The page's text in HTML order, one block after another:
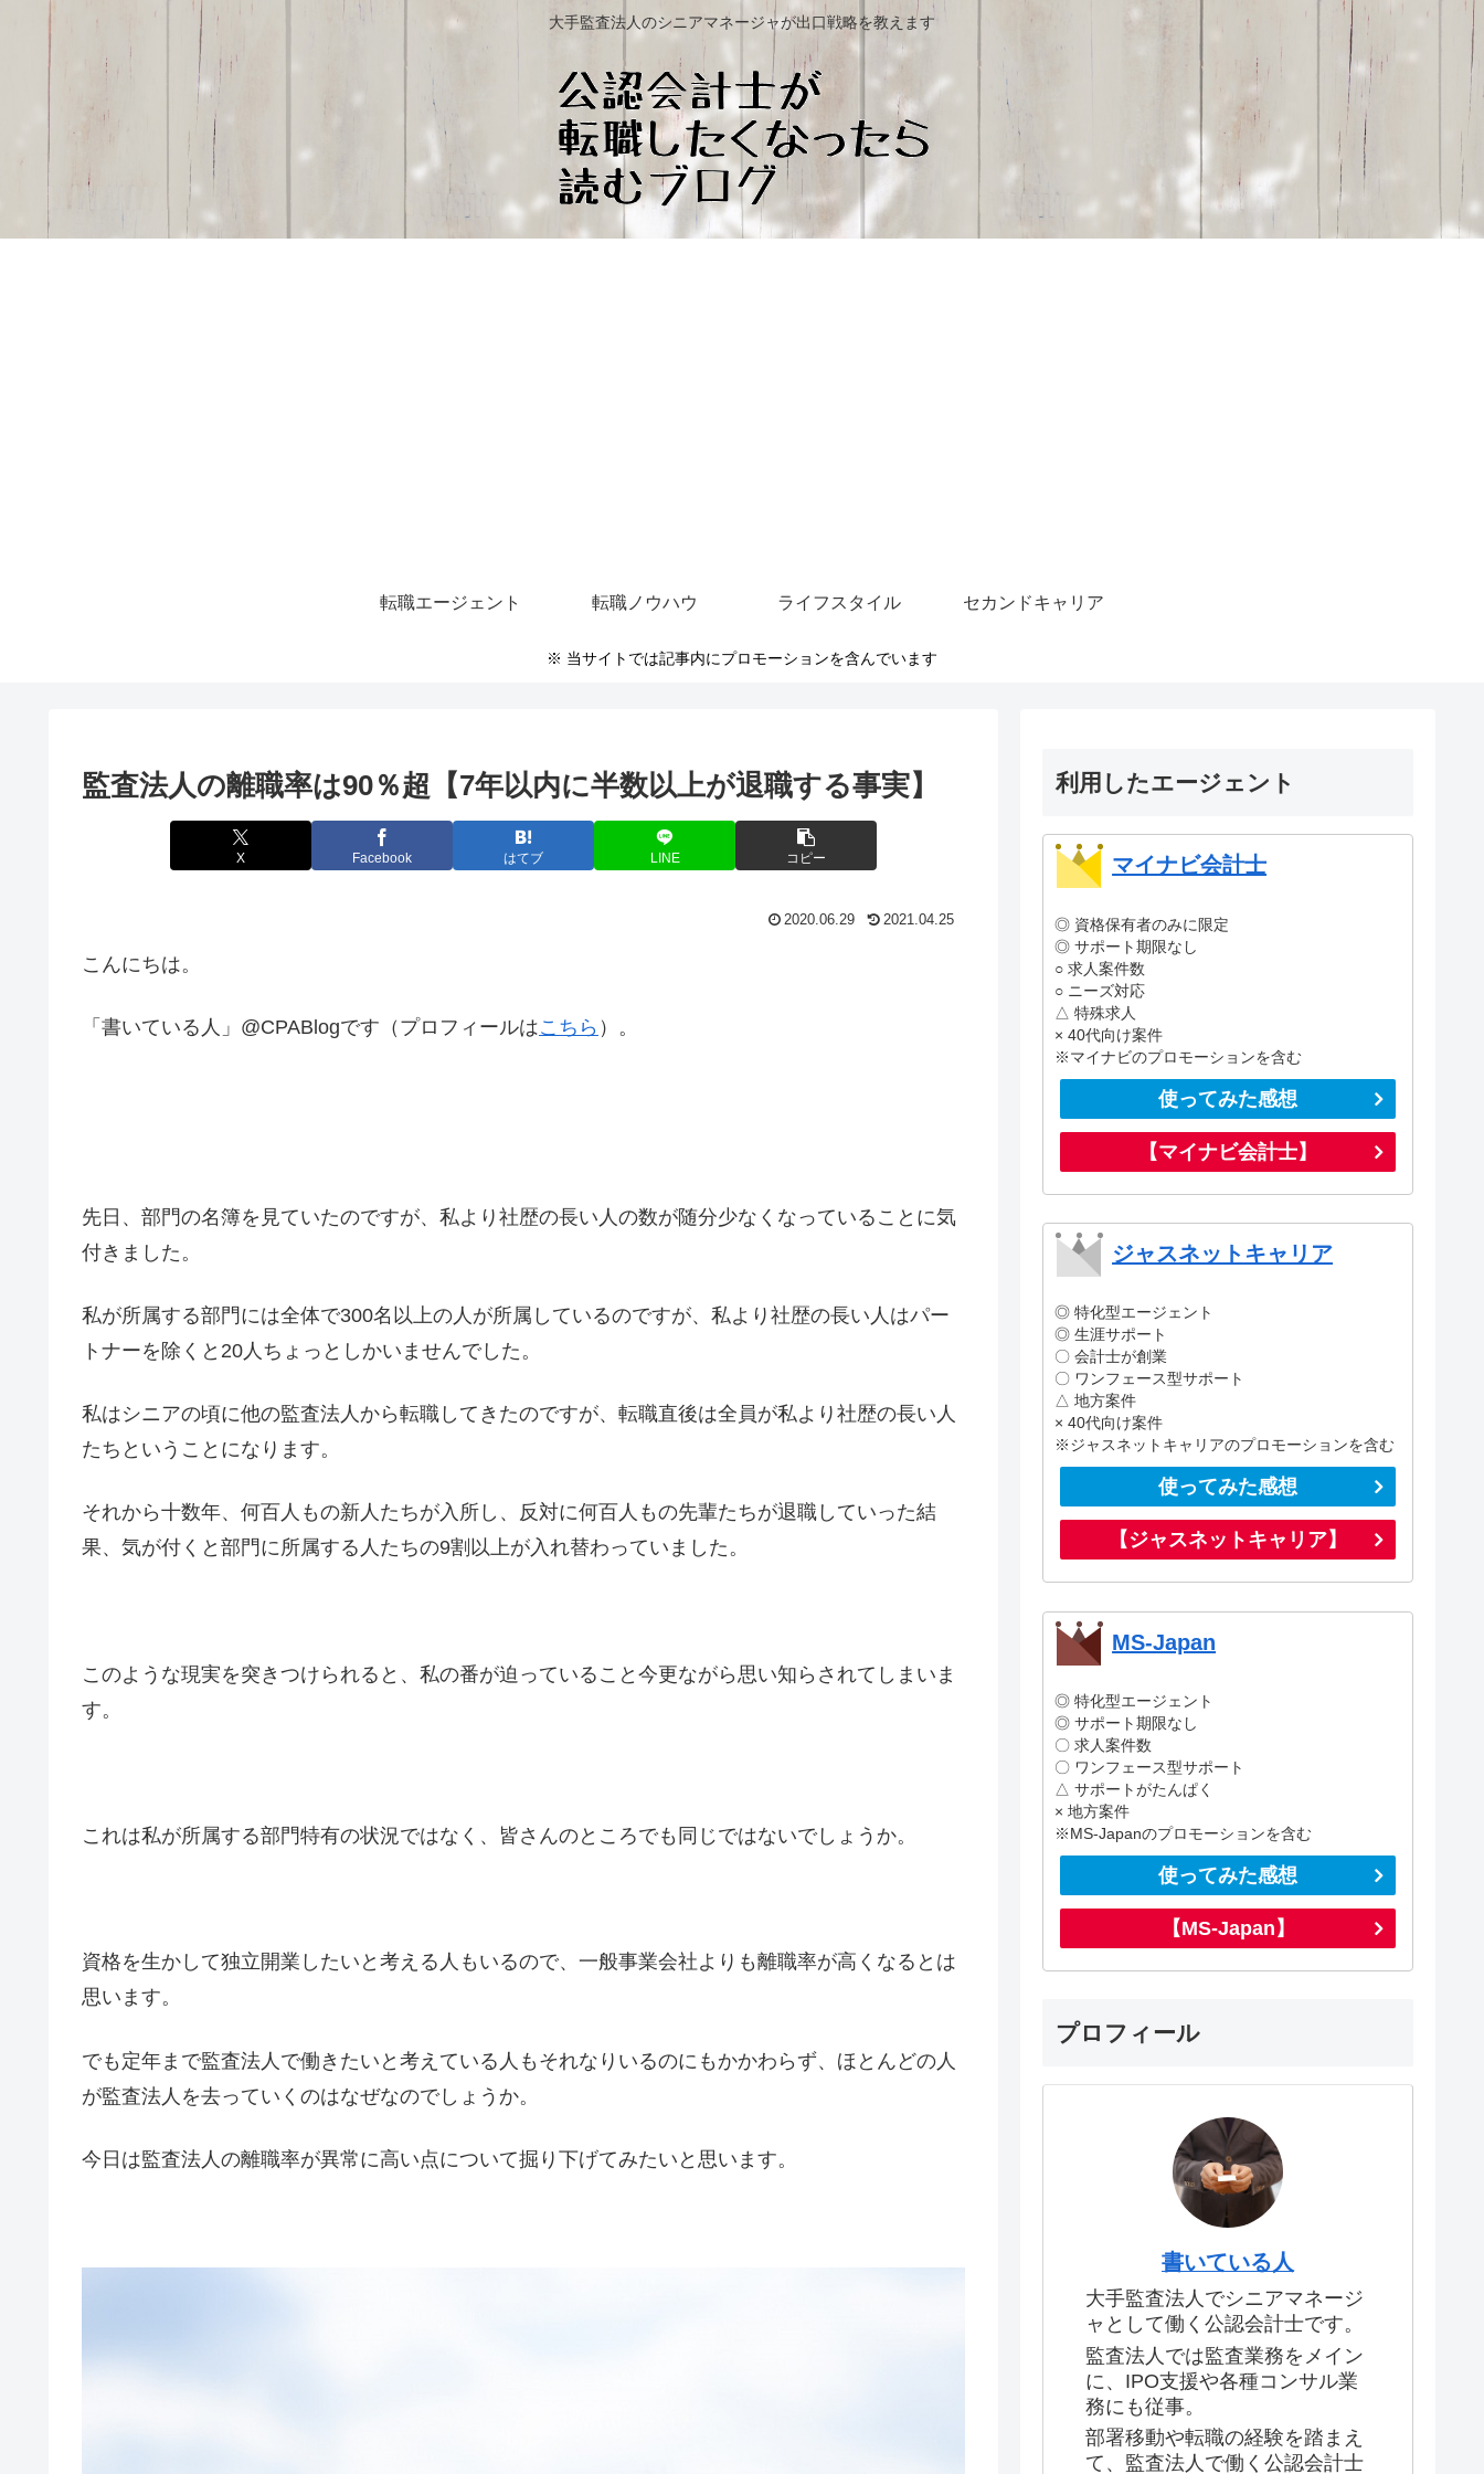
大手監査法人のシニアマネージャが出口戦略を教えます
転職エージェント 転職ノウハウ ライフスタイル セカンドキャリア
※ 当サイトでは記事内にプロモーションを含んでいます
監査法人の離職率は90％超【7年以内に半数以上が退職する事実】
X Facebook はてブ LINE コピー
2020.06.29 2021.04.25
こんにちは。
「書いている人」@CPABlogです（プロフィールはこちら ）。
先日、部門の名簿を見ていたのですが、私より社歴の長い人の数が随分少なくなっていることに気
付きました。
私が所属する部門には全体で300名以上の人が所属しているのですが、私より社歴の長い人はパー
トナーを除くと20人ちょっとしかいませんでした。
私はシニアの頃に他の監査法人から転職してきたのですが、転職直後は全員が私より社歴の長い人
たちということになります。
それから十数年、何百人もの新人たちが入所し、反対に何百人もの先輩たちが退職していった結
果、気が付くと部門に所属する人たちの9割以上が入れ替わっていました。
このような現実を突きつけられると、私の番が迫っていること今更ながら思い知らされてしまいま
す。
これは私が所属する部門特有の状況ではなく、皆さんのところでも同じではないでしょうか。
資格を生かして独立開業したいと考える人もいるので、一般事業会社よりも離職率が高くなるとは
思います。
でも定年まで監査法人で働きたいと考えている人もそれなりいるのにもかかわらず、ほとんどの人
が監査法人を去っていくのはなぜなのでしょうか。
今日は監査法人の離職率が異常に高い点について掘り下げてみたいと思います。
利用したエージェント
マイナビ会計士
◎ 資格保有者のみに限定
◎ サポート期限なし
○ 求人案件数
○ ニーズ対応
△ 特殊求人
× 40代向け案件
※マイナビのプロモーションを含む
使ってみた感想
【マイナビ会計士】
ジャスネットキャリア
◎ 特化型エージェント
◎ 生涯サポート
〇 会計士が創業
〇 ワンフェース型サポート
△ 地方案件
× 40代向け案件
※ジャスネットキャリアのプロモーションを含む
使ってみた感想
【ジャスネットキャリア】
MS-Japan
◎ 特化型エージェント
◎ サポート期限なし
〇 求人案件数
〇 ワンフェース型サポート
△ サポートがたんぱく
× 地方案件
※MS-Japanのプロモーションを含む
使ってみた感想
【MS-Japan】
プロフィール
書いている人
大手監査法人でシニアマネージ
ャとして働く公認会計士です。
監査法人では監査業務をメイン
に、IPO支援や各種コンサル業
務にも従事。
部署移動や転職の経験を踏まえ
て、監査法人で働く公認会計士